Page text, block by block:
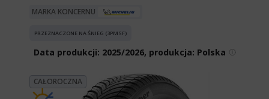
MARKA KONCERNU
PRZEZNACZONE NA ŚNIEG (3PMSF)
Data produkcji: 2025/2026, produkcja: Polska
CAŁOROCZNA